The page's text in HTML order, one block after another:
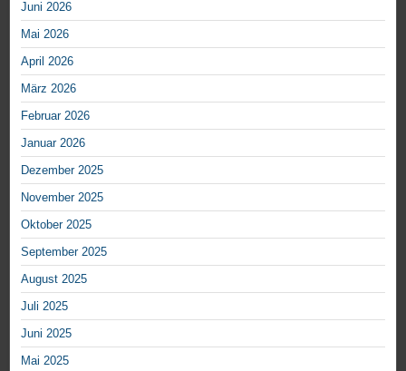
Juni 2026
Mai 2026
April 2026
März 2026
Februar 2026
Januar 2026
Dezember 2025
November 2025
Oktober 2025
September 2025
August 2025
Juli 2025
Juni 2025
Mai 2025